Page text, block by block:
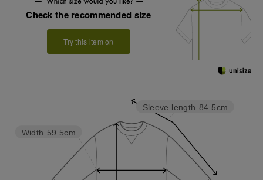
Check the recommended size
Try this item on
Sleeve length 84.5cm
Width 59.5cm